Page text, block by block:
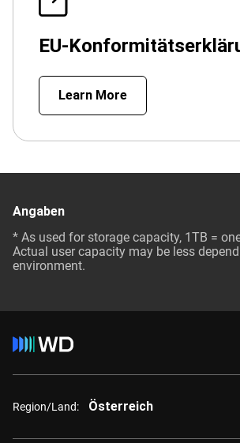
EU-
Learn More
Angaben
* As used for storage capacity, 1TB =
Actual user capacity may be less
environment.
Region/Land: Österreich